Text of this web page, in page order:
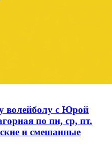
волейболу с Юрой
по пн, ср, пт.
и смешанные